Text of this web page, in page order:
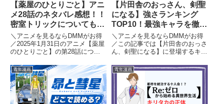
【薬屋のひとりごと】アニ
メ28話のネタバレ感想！！
密室トリックについても解
説！
＼アニメを見るならDMMがお得
／2025年1月31日のアニメ【薬屋
のひとりごと】の第28話につい
ろやあらすじ、感想を解説しま
す。【薬屋のひとりごと】を読む
のがオススメの人はこちら！・中
華風ミステリー・主人公が天...
【片田舎のおっさん、剣聖
になる】強さランキング
TOP10！最強キャラを徹底
考察！
＼アニメを見るならDMMがお得
／この記事では【片田舎のおっさ
ん、剣聖になる】に登場するキャ
キング形式で発表します。それぞ
れの強さや特徴的な妖術について
詳しく解説します。最新刊6巻ま
での各キャラの強さランキング
で...
青年漫画 青年漫画